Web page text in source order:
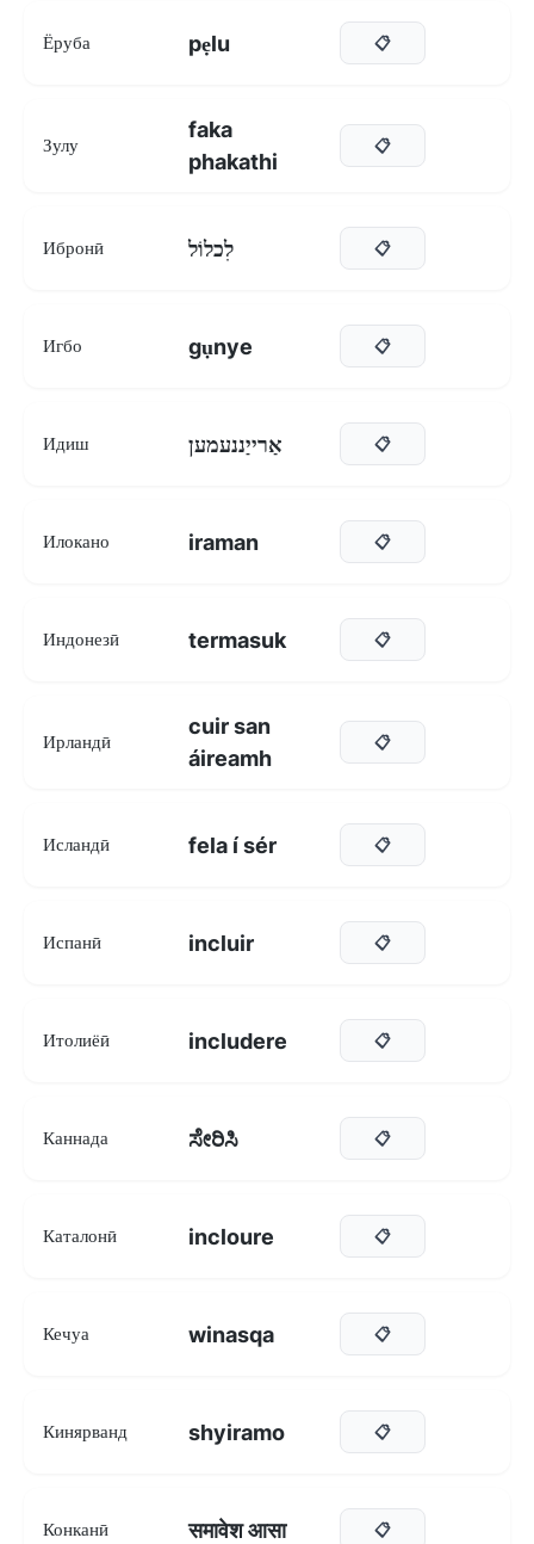
Ёруба pẹlu 📋
Зулу
faka
phakathi
📋
Ибронӣ לִכלוֹל 📋
Игбо gụnye 📋
Идиш אַרייַננעמען 📋
Илокано iraman 📋
Индонезӣ termasuk 📋
Ирландӣ
cuir san
áireamh
📋
Исландӣ fela í sér 📋
Испанӣ incluir 📋
Итолиёӣ includere 📋
Каннада ಸೇರಿಸಿ 📋
Каталонӣ incloure 📋
Кечуа winasqa 📋
Кинярванд shyiramo 📋
Конканӣ समावेश आसा 📋